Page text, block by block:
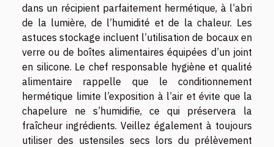
dans un récipient parfaitement hermétique, à l’abri
de la lumière, de l’humidité et de la chaleur. Les
astuces stockage incluent l’utilisation de bocaux en
verre ou de boîtes alimentaires équipées d’un joint
en silicone. Le chef responsable hygiène et qualité
alimentaire rappelle que le conditionnement
hermétique limite l’exposition à l’air et évite que la
chapelure ne s’humidifie, ce qui préservera la
fraîcheur ingrédients. Veillez également à toujours
utiliser des ustensiles secs lors du prélèvement